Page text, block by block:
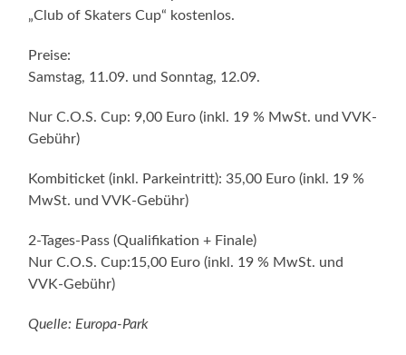
„Club of Skaters Cup“ kostenlos.
Preise:
Samstag, 11.09. und Sonntag, 12.09.
Nur C.O.S. Cup: 9,00 Euro (inkl. 19 % MwSt. und VVK-
Gebühr)
Kombiticket (inkl. Parkeintritt): 35,00 Euro (inkl. 19 %
MwSt. und VVK-Gebühr)
2-Tages-Pass (Qualifikation + Finale)
Nur C.O.S. Cup:15,00 Euro (inkl. 19 % MwSt. und
VVK-Gebühr)
Quelle: Europa-Park